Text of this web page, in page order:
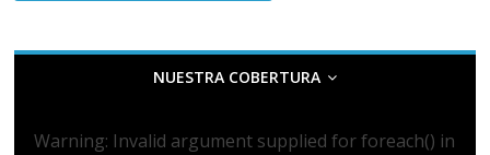
NUESTRA COBERTURA
Warning: Invalid argument supplied for foreach() in